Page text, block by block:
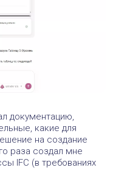
документацию,
какие для
на создание
раза создал мне
IFC (в требованиях